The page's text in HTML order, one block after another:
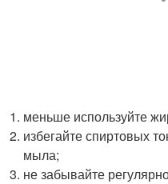
меньше используйте
избегайте спиртовых
мыла;
не забывайте